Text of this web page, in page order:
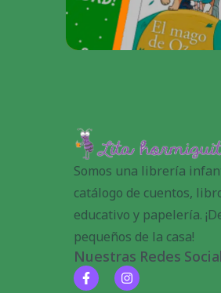
Somos una librería
catálogo de cuentos,
educativo y papelería.
pequeños de la casa!
Nuestras Redes